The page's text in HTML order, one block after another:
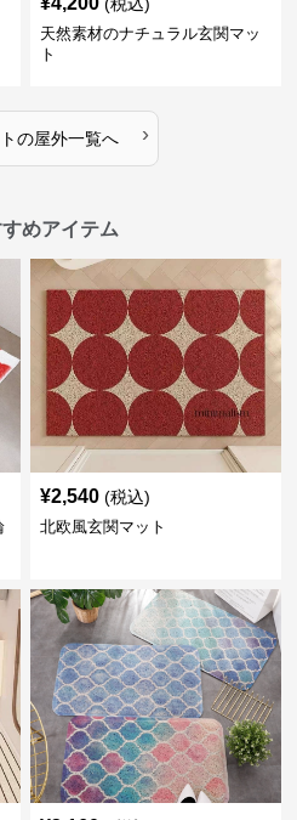
天然素材のナチュラル玄関マッ
ト
の屋外一覧へ ›
めアイテム
¥2,540 (税込)
北欧風玄関マット